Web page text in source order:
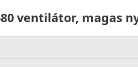
ventilátor, magas